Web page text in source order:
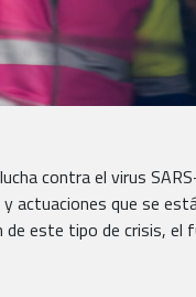
contra el virus
que se
este tipo de crisis,